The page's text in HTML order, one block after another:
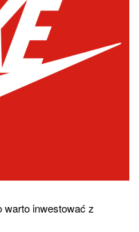
warto inwestować z